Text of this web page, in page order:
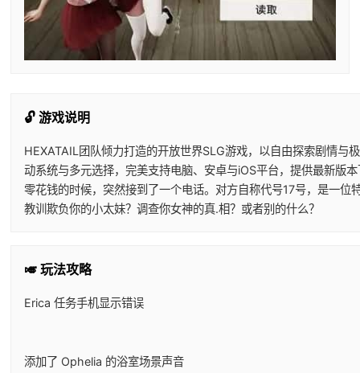
🔓 游戏说明
HEXATAIL团队倾力打造的开放世界SLG游戏，以自由探索剧情与
动系统与多元选择，完美支持电脑、安卓与iOS平台，提供最新版
零花钱的时候，突然接到了一个电话。对方自称代号17号，是一
教训欺负你的小太妹？调查你女神的真.相？或者别的什么？
🎺 玩法攻略
Erica 任务手机显示错误
添加了 Ophelia 的浴室场景声音